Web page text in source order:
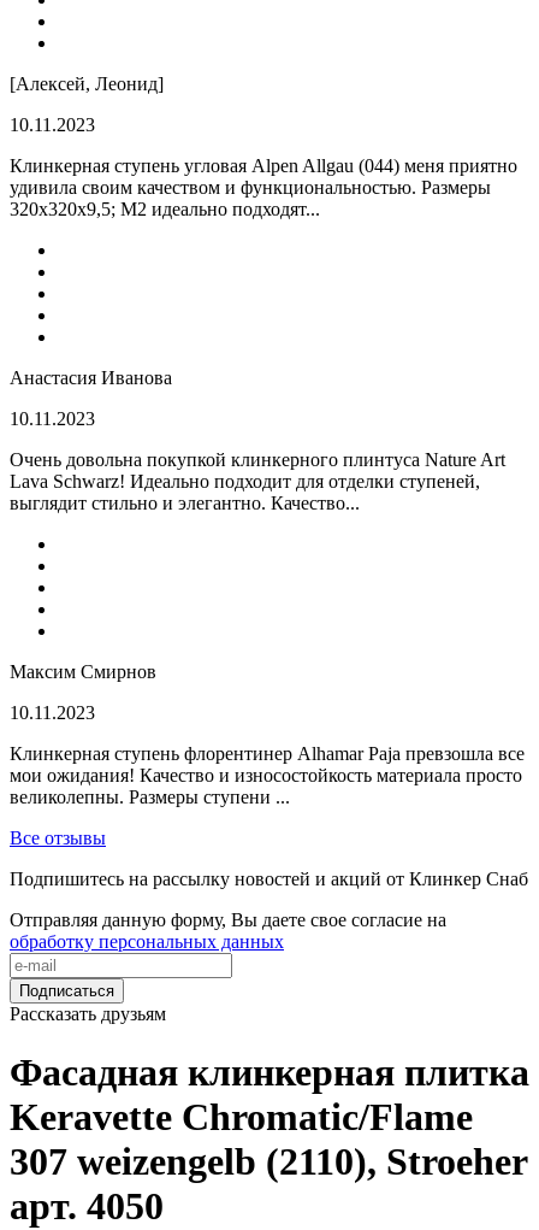
[Алексей, Леонид]
10.11.2023
Клинкерная ступень угловая Alpen Allgau (044) меня приятно
удивила своим качеством и функциональностью. Размеры
320x320x9,5; M2 идеально подходят...
Анастасия Иванова
10.11.2023
Очень довольна покупкой клинкерного плинтуса Nature Art
Lava Schwarz! Идеально подходит для отделки ступеней,
выглядит стильно и элегантно. Качество...
Максим Смирнов
10.11.2023
Клинкерная ступень флорентинер Alhamar Paja превзошла все
мои ожидания! Качество и износостойкость материала просто
великолепны. Размеры ступени ...
Все отзывы
Подпишитесь на рассылку новостей и акций от Клинкер Снаб
Отправляя данную форму, Вы даете свое согласие на
обработку персональных данных
Подписаться
Рассказать друзьям
Фасадная клинкерная плитка
Keravette Chromatic/Flame
307 weizengelb (2110), Stroeher
арт. 4050